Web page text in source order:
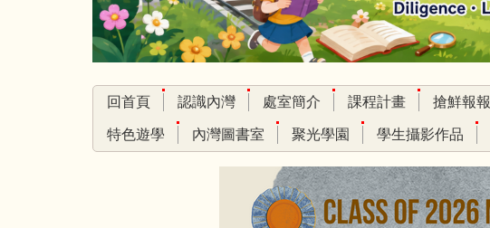
回首頁 認識內灣 處室簡介 課程計畫 搶鮮報報
特色遊學 內灣圖書室 聚光學園 學生攝影作品